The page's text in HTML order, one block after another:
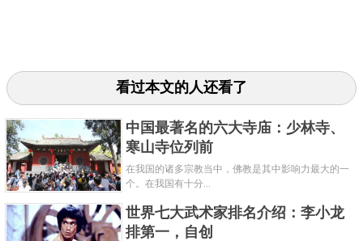
步法，一般人根本学不到精髓，而学好了八卦掌，不
仅有不错的攻击力，防御力更是惊人，适合以一对多
的战斗！
3、螳螂拳
攻击力★★★★☆
防御力★★★
看过本文的人还看了
中国最著名的六大寺庙：少林寺、
寒山寺位列前
在我国的诸多宗教当中，佛教是其中影响力最大的一
个。在我国有十分...
世界七大武术家排名介绍：李小龙
排第一，自创